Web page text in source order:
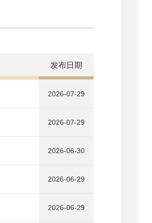
发布日期
2026-07-29
2026-07-29
2026-06-30
2026-06-29
2026-06-29